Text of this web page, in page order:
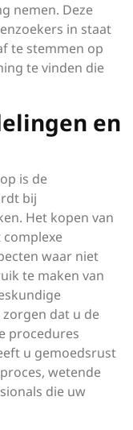
nemen. Deze
in staat
te stemmen op
te vinden die
en
is de
bij
Het kopen van
waar niet
te maken van
dat u de
procedures
u gemoedsrust
wetende
die uw